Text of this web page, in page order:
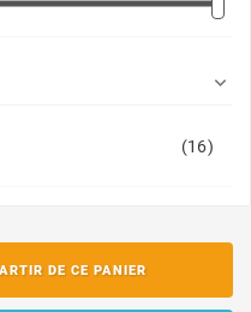

(16)
DE CE PANIER